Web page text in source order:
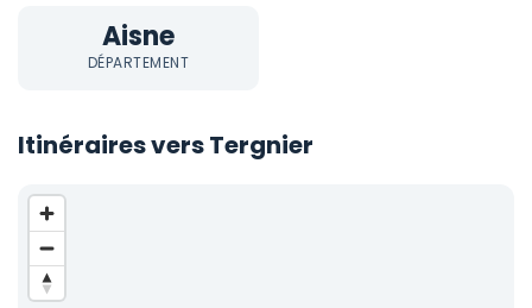
Aisne
DÉPARTEMENT
Itinéraires vers Tergnier